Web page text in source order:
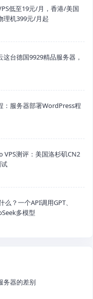
低至19元/月，香港/美国
理机399元/月起
这台德国9929精品服务器，
：服务器部署WordPress程
VPS测评：美国洛杉矶CN2
？一个API调用GPT、
多模型
务器的差别